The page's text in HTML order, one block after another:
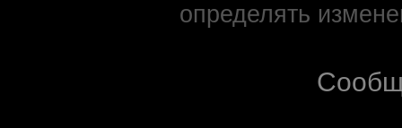
определять